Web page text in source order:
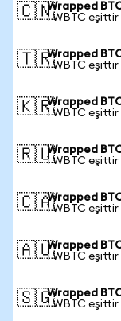
🇨🇳Wrapped
1 WBTC
🇹🇷Wrapped
1 WBTC
🇰🇷Wrapped
1 WBTC
🇷🇺Wrapped
1 WBTC
🇨🇦Wrapped
1 WBTC eşittir
🇦🇺Wrapped
1 WBTC eşittir
🇸🇬Wrapped
1 WBTC